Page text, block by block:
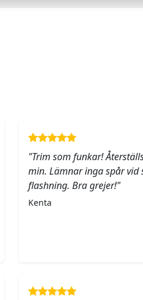
"Trim som funkar!
min. Lämnar inga spår vid
flashning. Bra grejer!"
Kenta